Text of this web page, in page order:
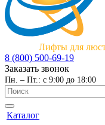
Лифты для
8 (800) 500-69-19
Заказать звонок
Пн. – Пт.: с 9:00 до 18:00
Каталог